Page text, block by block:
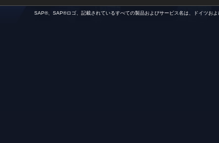
SAP®、SAP®ロゴ、記載されているすべての製品およびサービス名は、ドイツお